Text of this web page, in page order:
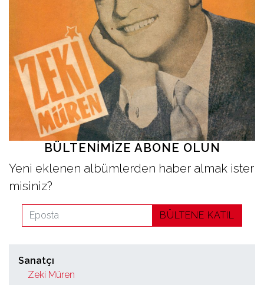
en
BÜLTENIMIZE ABONE OLUN
Yeni eklenen albümlerden haber almak ister
misiniz?
BÜLTENE KATIL
Sanatçı
Zeki Müren